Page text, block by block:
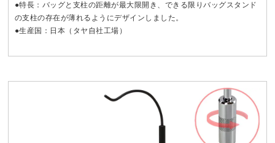
●特長：バッグと支柱の距離が最大限開き、できる限りバッグスタンド
の支柱の存在が薄れるようにデザインしました。
●生産国：日本（タヤ自社工場）